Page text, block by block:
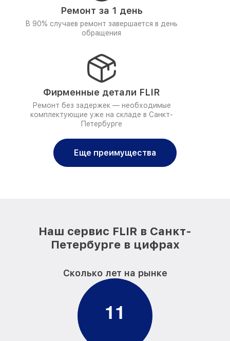
Ремонт за 1 день
В 90% случаев ремонт завершается в день
обращения
Фирменные детали FLIR
Ремонт без задержек — необходимые
комплектующие уже на складе в Санкт-
Петербурге
Еще преимущества
Наш сервис FLIR в Санкт-
Петербурге в цифрах
Сколько лет на рынке
11